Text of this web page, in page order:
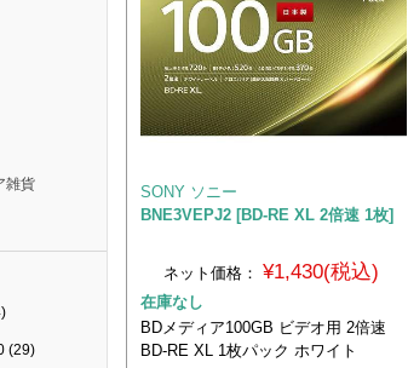
雑貨
(29)
SONY ソニー
BNE3VEPJ2 [BD-RE XL 2倍速 1枚]
ネット価格： ¥1,430(税込)
在庫なし
BDメディア100GB ビデオ用 2倍速
BD-RE XL 1枚パック ホワイト